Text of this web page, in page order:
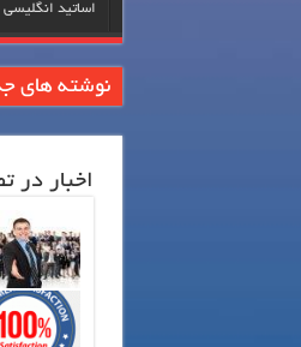
اساتید انگلیسی
نوشته های
اخبار در